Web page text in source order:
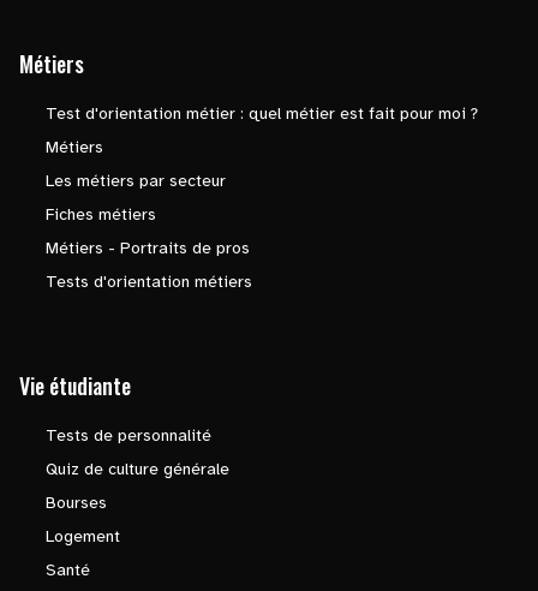
Métiers
Test d'orientation métier : quel métier est fait pour moi ?
Métiers
Les métiers par secteur
Fiches métiers
Métiers - Portraits de pros
Tests d'orientation métiers
Vie étudiante
Tests de personnalité
Quiz de culture générale
Bourses
Logement
Santé